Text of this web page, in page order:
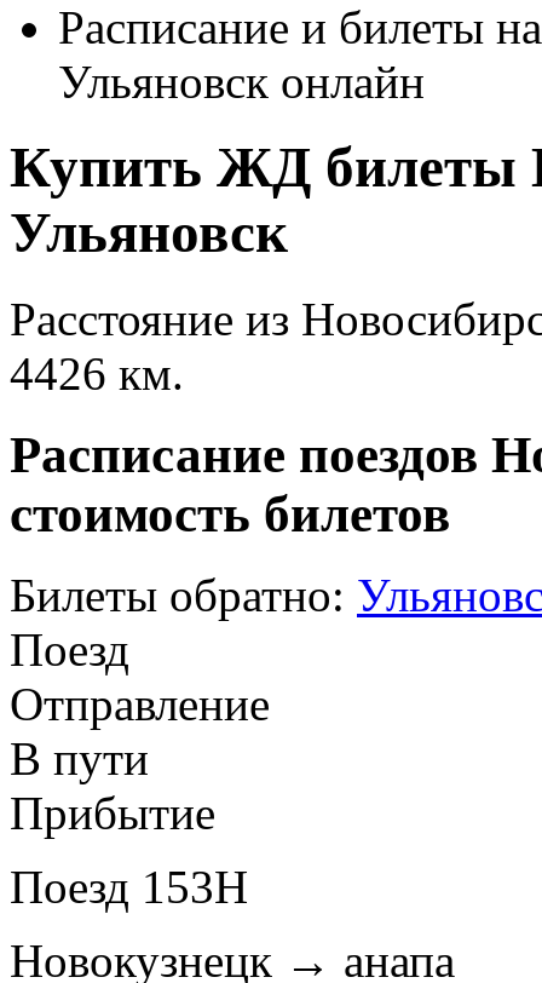
Расписание и билеты
Ульяновск онлайн
Купить ЖД билеты
Ульяновск
Расстояние из
4426 км.
Расписание поездов
стоимость билетов
Билеты обратно:
Поезд
Отправление
В пути
Прибытие
Поезд 153Н
Новокузнецк → анапа